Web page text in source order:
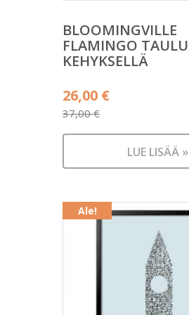
BLOOMINGVILLE
FLAMINGO TAULU
KEHYKSELLÄ
37,00€
Alkuperäinen
hinta
oli:
26,00 €
Nykyinen
on:
LUE LISÄÄ »
Ale!